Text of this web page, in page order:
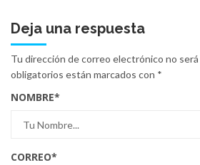
Deja una respuesta
Tu dirección de correo electrónico no será
obligatorios están marcados con *
NOMBRE*
CORREO*